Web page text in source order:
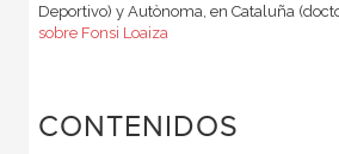
Deportivo) y Autònoma, en Cataluña
sobre Fonsi Loaiza
CONTENIDOS